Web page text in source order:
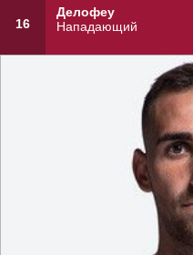
16
Делофеу
Нападающий